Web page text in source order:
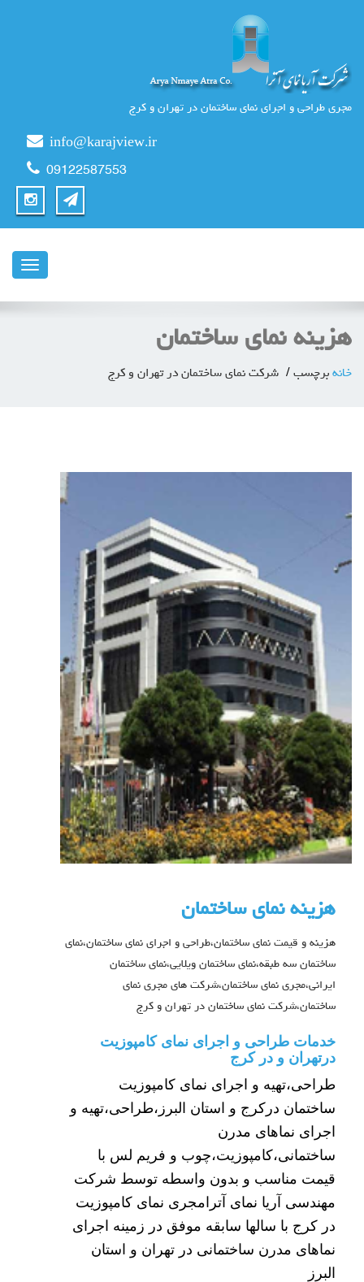
مجری طراحی و اجرای نمای ساختمان در تهران و کرج
info@karajview.ir
09122587553
ناوبری
هزینه نمای ساختمان
خانه برچسب شرکت نمای ساختمان در تهران و کرج
هزینه نمای ساختمان
هزینه و قیمت نمای ساختمان،طراحی و اجرای نمای ساختمان،نمای
ساختمان سه طبقه،نمای ساختمان ویلایی،نمای ساختمان
ایرانی،مجری نمای ساختمان،شرکت های مجری نمای
ساختمان،شرکت نمای ساختمان در تهران و کرج
خدمات طراحی و اجرای نمای کامپوزیت
درتهران و در کرج
طراحی،تهیه و اجرای نمای کامپوزیت
ساختمان درکرج و استان البرز،طراحی،تهیه و
اجرای نماهای مدرن
ساختمانی،کامپوزیت،چوب و فریم لس با
قیمت مناسب و بدون واسطه توسط شرکت
مهندسی آریا نمای آترامجری نمای کامپوزیت
در کرج با سالها سابقه موفق در زمینه اجرای
نماهای مدرن ساختمانی در تهران و استان
البرز